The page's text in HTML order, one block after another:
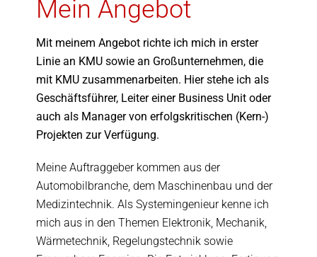
Mein Angebot
Mit meinem Angebot richte ich mich in erster
Linie an KMU sowie an Großunternehmen, die
mit KMU zusammenarbeiten. Hier stehe ich als
Geschäftsführer, Leiter einer Business Unit oder
auch als Manager von erfolgskritischen (Kern-)
Projekten zur Verfügung.
Meine Auftraggeber kommen aus der
Automobilbranche, dem Maschinenbau und der
Medizintechnik. Als Systemingenieur kenne ich
mich aus in den Themen Elektronik, Mechanik,
Wärmetechnik, Regelungstechnik sowie